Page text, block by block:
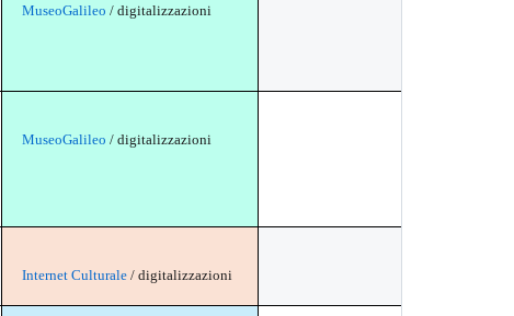
MuseoGalileo / digitalizzazioni
MuseoGalileo / digitalizzazioni
Internet Culturale / digitalizzazioni